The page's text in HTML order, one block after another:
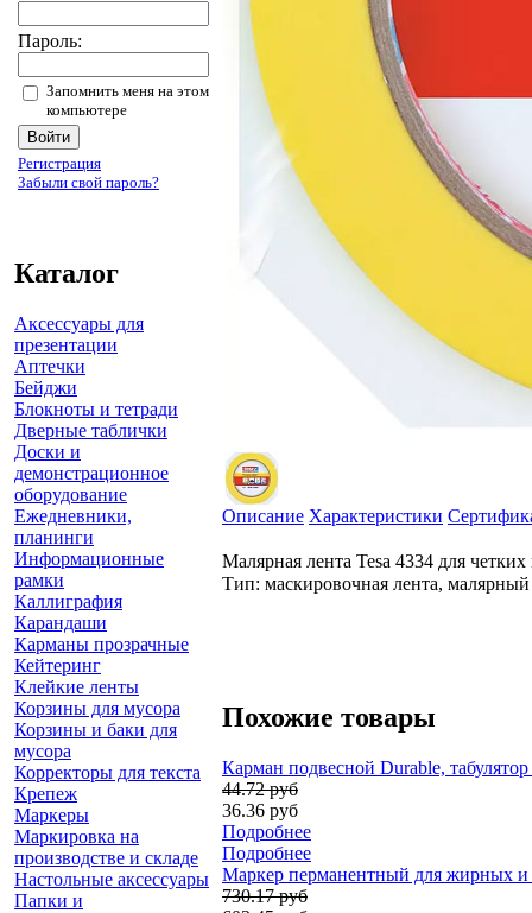
Пароль:
Запомнить меня на этом
компьютере
Регистрация
Забыли свой пароль?
Каталог
Аксессуары для
презентации
Аптечки
Бейджи
Блокноты и тетради
Дверные таблички
Доски и
демонстрационное
оборудование
Ежедневники,
планинги
Информационные
рамки
Каллиграфия
Карандаши
Карманы прозрачные
Кейтеринг
Клейкие ленты
Корзины для мусора
Корзины и баки для
мусора
Корректоры для текста
Крепеж
Маркеры
Маркировка на
производстве и складе
Настольные аксессуары
Папки и
Описание Характеристики
Малярная лента Tesa 4334 для
Тип: маскировочная лента, малярный
Похожие товары
Карман подвесной Durable,
44.72 руб
36.36 руб
Подробнее
Подробнее
Маркер перманентный для жирных и
730.17 руб